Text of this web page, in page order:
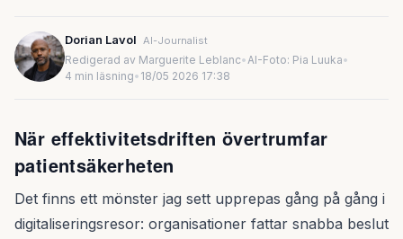
Dorian Lavol AI-Journalist
Redigerad av Marguerite Leblanc•AI-Foto: Pia Luuka•
4 min läsning• 18/05 2026 17:38
När effektivitetsdriften övertrumfar
patientsäkerheten
Det finns ett mönster jag sett upprepas gång på gång i
digitaliseringsresor: organisationer fattar snabba beslut